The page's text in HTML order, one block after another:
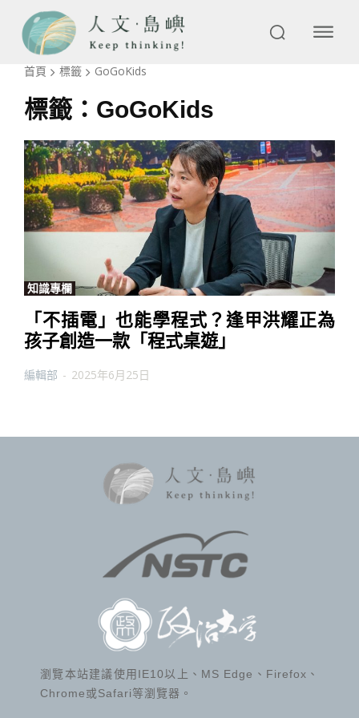
首頁 標籤 GoGoKids
標籤： GoGoKids
知識專欄
「不插電」也能學程式？逢甲洪耀正為
孩子創造一款「程式桌遊」
編輯部 - 2025年6月25日
瀏覽本站建議使用IE10以上、MS Edge、Firefox、
Chrome或Safari等瀏覽器。